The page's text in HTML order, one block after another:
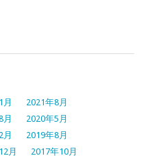
月
2021年8月
月
2020年5月
月
2019年8月
月
2017年10月